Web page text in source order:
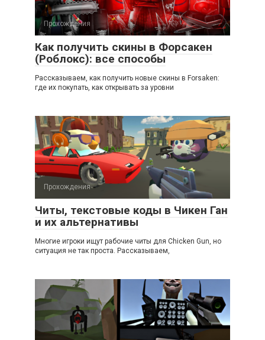
Прохождения
Как получить скины в Форсакен
(Роблокс): все способы
Рассказываем, как получить новые скины в Forsaken:
где их покупать, как открывать за уровни
Прохождения
Читы, текстовые коды в Чикен Ган
и их альтернативы
Многие игроки ищут рабочие читы для Chicken Gun, но
ситуация не так проста. Рассказываем,